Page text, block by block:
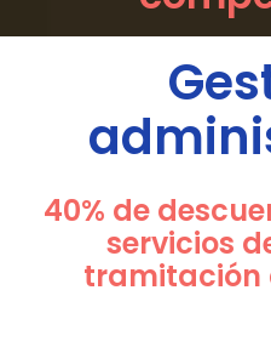
40% de
servicios
tramitación